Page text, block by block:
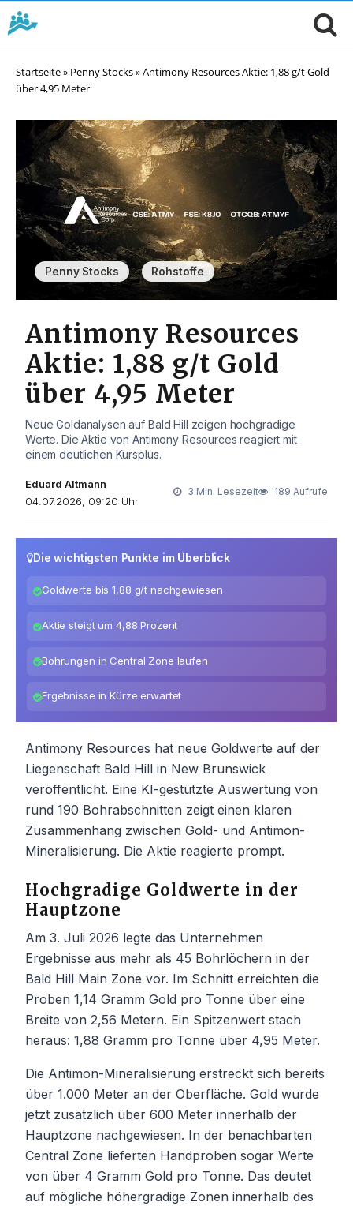
Startseite» Penny Stocks»Antimony Resources Aktie: 1,88 g/t Gold
über 4,95 Meter
Penny Stocks , Rohstoffe
Antimony Resources
Aktie: 1,88 g/t Gold
über 4,95 Meter
Neue Goldanalysen auf Bald Hill zeigen hochgradige
Werte. Die Aktie von Antimony Resources reagiert mit
einem deutlichen Kursplus.
Eduard Altmann
04.07.2026, 09:20 Uhr
3 Min. Lesezeit 189 Aufrufe
Die wichtigsten Punkte im Überblick
Goldwerte bis 1,88 g/t nachgewiesen
Aktie steigt um 4,88 Prozent
Bohrungen in Central Zone laufen
Ergebnisse in Kürze erwartet
Antimony Resources hat neue Goldwerte auf der
Liegenschaft Bald Hill in New Brunswick
veröffentlicht. Eine KI-gestützte Auswertung von
rund 190 Bohrabschnitten zeigt einen klaren
Zusammenhang zwischen Gold- und Antimon-
Mineralisierung. Die Aktie reagierte prompt.
Hochgradige Goldwerte in der
Hauptzone
Am 3. Juli 2026 legte das Unternehmen
Ergebnisse aus mehr als 45 Bohrlöchern in der
Bald Hill Main Zone vor. Im Schnitt erreichten die
Proben 1,14 Gramm Gold pro Tonne über eine
Breite von 2,56 Metern. Ein Spitzenwert stach
heraus: 1,88 Gramm pro Tonne über 4,95 Meter.
Die Antimon-Mineralisierung erstreckt sich bereits
über 1.000 Meter an der Oberfläche. Gold wurde
jetzt zusätzlich über 600 Meter innerhalb der
Hauptzone nachgewiesen. In der benachbarten
Central Zone lieferten Handproben sogar Werte
von über 4 Gramm Gold pro Tonne. Das deutet
auf mögliche höhergradige Zonen innerhalb des